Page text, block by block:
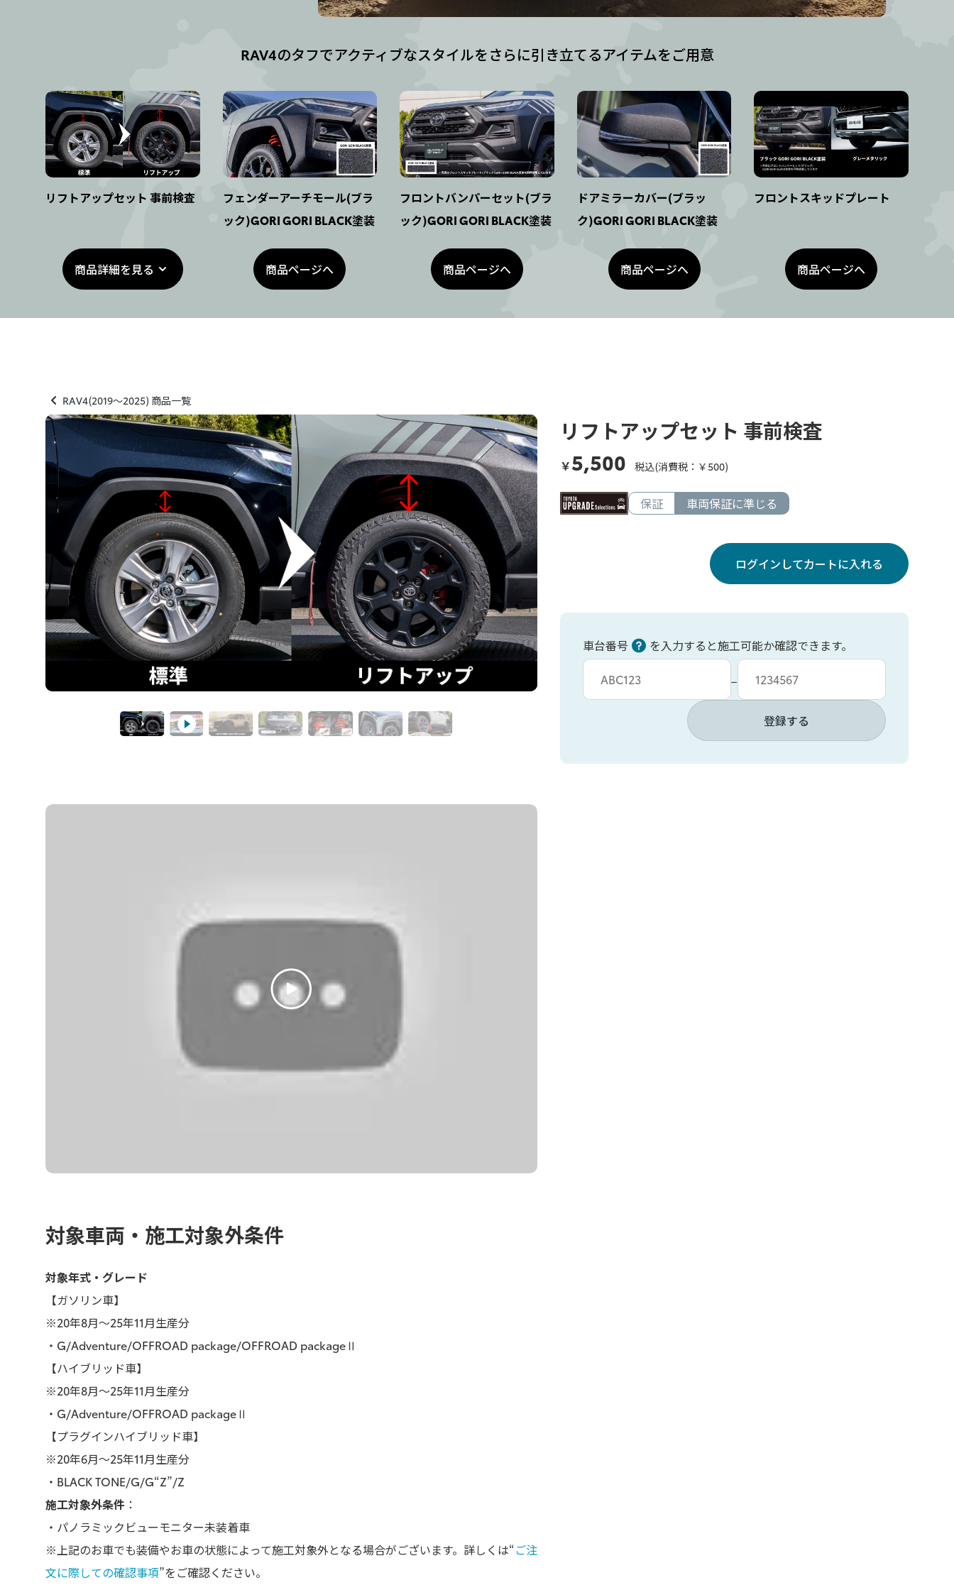
RAV4のタフでアクティブなスタイルをさらに引き立てるアイテムをご用意
リフトアップセット 事前検査
商品詳細を見る
フェンダーアーチモール(ブラ
ック)GORI GORI BLACK塗装
商品ページへ
フロントバンパーセット(ブラ
ック)GORI GORI BLACK塗装
商品ページへ
ドアミラーカバー(ブラッ
ク)GORI GORI BLACK塗装
商品ページへ
フロントスキッドプレート
商品ページへ
RAV4(2019～2025) 商品一覧
リフトアップセット 事前検査
￥5,500 税込(消費税：￥500)
保証 車両保証に準じる
ログインしてカートに入れる
車台番号 を入力すると施工可能か確認できます。
車台カタシキ入力
−
車台番号入力
登録する
対象車両・施工対象外条件
対象年式・グレード
【ガソリン車】
※20年8月～25年11月生産分
・G/Adventure/OFFROAD package/OFFROAD packageⅡ
【ハイブリッド車】
※20年8月～25年11月生産分
・G/Adventure/OFFROAD packageⅡ
【プラグインハイブリッド車】
※20年6月～25年11月生産分
・BLACK TONE/G/G“Z”/Z
施工対象外条件 ：
・パノラミックビューモニター未装着車
※上記のお車でも装備やお車の状態によって施工対象外となる場合がございます。詳しくは“ご注
文に際しての確認事項”をご確認ください。